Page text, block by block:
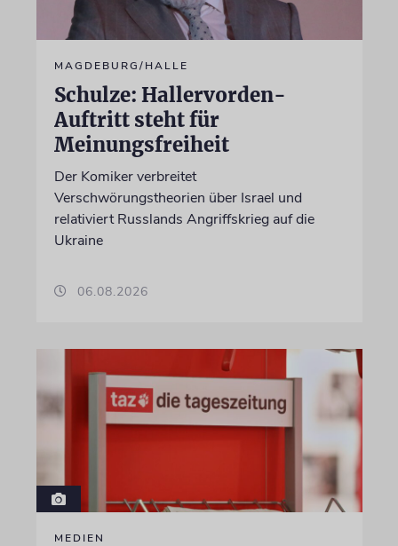
MAGDEBURG/HALLE
Schulze: Hallervorden-
Auftritt steht für
Meinungsfreiheit
Der Komiker verbreitet
Verschwörungstheorien über Israel und
relativiert Russlands Angriffskrieg auf die
Ukraine
06.08.2026
MEDIEN